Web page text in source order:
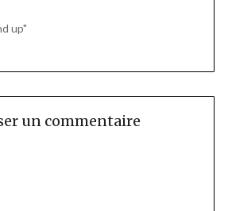
up"
un commentaire